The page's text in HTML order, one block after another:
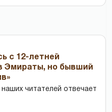
с 12-летней
Эмираты, но бывший
читателей отвечает